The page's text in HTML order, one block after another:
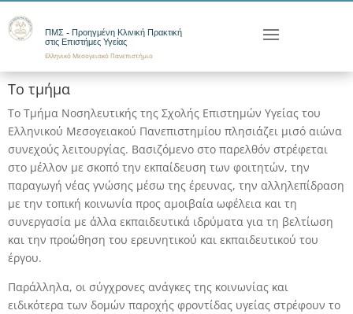
ΠΜΣ - Προηγμένη Κλινική Πρακτική
στις Επιστήμες Υγείας
Ελληνικό Μεσογειακό Πανεπιστήμιο
Το τμήμα
Το Τμήμα Νοσηλευτικής της Σχολής Επιστημών Υγείας του
Ελληνικού Μεσογειακού Πανεπιστημίου πλησιάζει μισό αιώνα
συνεχούς λειτουργίας. Βασιζόμενο στο παρελθόν στρέφεται
στο μέλλον με σκοπό την εκπαίδευση των φοιτητών, την
παραγωγή νέας γνώσης μέσω της έρευνας, την αλληλεπίδραση
με την τοπική κοινωνία προς αμοιβαία ωφέλεια και τη
συνεργασία με άλλα εκπαιδευτικά ιδρύματα για τη βελτίωση
και την προώθηση του ερευνητικού και εκπαιδευτικού του
έργου.
Παράλληλα, οι σύγχρονες ανάγκες της κοινωνίας και
ειδικότερα των δομών παροχής φροντίδας υγείας στρέφουν το